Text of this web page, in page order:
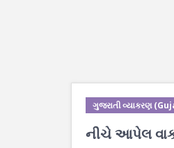
ગુજરાતી વ્યાકરણ
નીચે આપેલ